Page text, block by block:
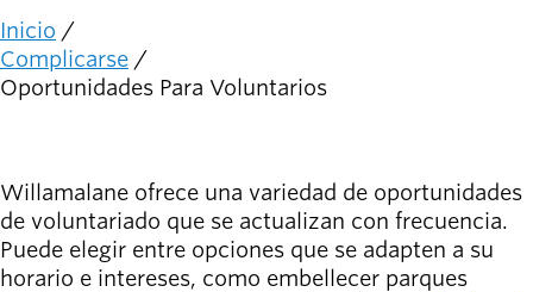
diversity_1
Conexión
con la
comunidad
person_celebrate
Complicarse
Explora las formas
de participar
Ruta
de
Inicio
Complicarse
Oportunidades Para Voluntarios
Willamalane ofrece una variedad de oportunidades
de voluntariado que se actualizan con frecuencia.
Puede elegir entre opciones que se adapten a su
horario e intereses, como embellecer parques